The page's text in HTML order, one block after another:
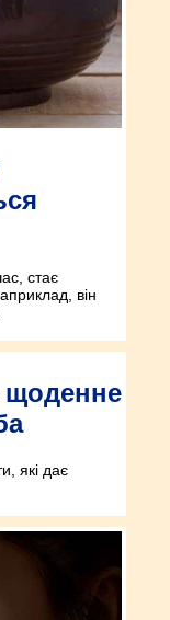
стає
він
щоденне
які дає